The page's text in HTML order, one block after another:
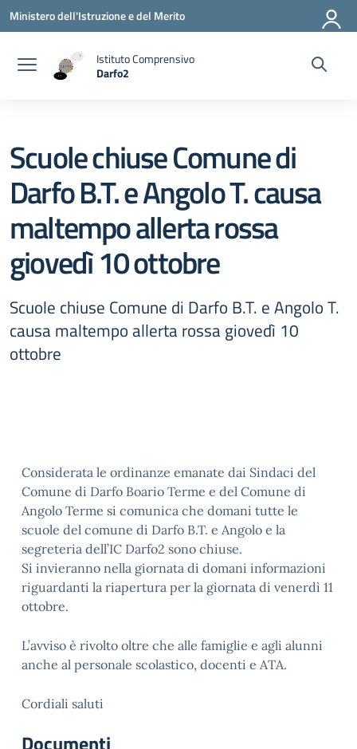
Vai ai contenuti
Vai al menu di navigazione
Vai al footer
Ministero dell'Istruzione e del Merito
Istituto Comprensivo
Darfo2
Scuole chiuse Comune di
Darfo B.T. e Angolo T. causa
maltempo allerta rossa
giovedì 10 ottobre
Scuole chiuse Comune di Darfo B.T. e Angolo T.
causa maltempo allerta rossa giovedì 10
ottobre
Considerata le ordinanze emanate dai Sindaci del
Comune di Darfo Boario Terme e del Comune di
Angolo Terme si comunica che domani tutte le
scuole del comune di Darfo B.T. e Angolo e la
segreteria dell’IC Darfo2 sono chiuse.
Si invieranno nella giornata di domani informazioni
riguardanti la riapertura per la giornata di venerdì 11
ottobre.
L’avviso è rivolto oltre che alle famiglie e agli alunni
anche al personale scolastico, docenti e ATA.
Cordiali saluti